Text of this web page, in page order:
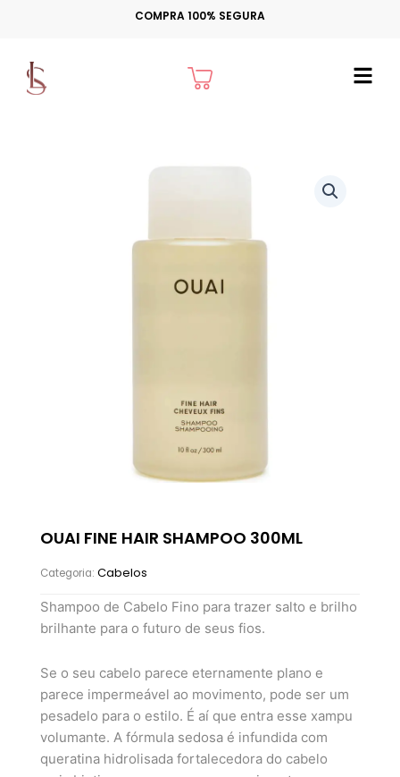
conteúdo
COMPRA 100% SEGURA
Cart
OUAI FINE HAIR SHAMPOO 300ML
Categoria: Cabelos
Shampoo de Cabelo Fino para trazer salto e brilho
brilhante para o futuro de seus fios.
Se o seu cabelo parece eternamente plano e
parece impermeável ao movimento, pode ser um
pesadelo para o estilo. É aí que entra esse xampu
volumante. A fórmula sedosa é infundida com
queratina hidrolisada fortalecedora do cabelo